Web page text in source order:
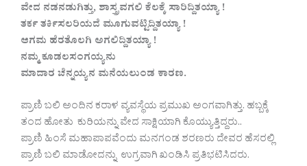
ವೇದ ನಡನಡುಗಿತ್ತು, ಶಾಸ್ತ್ರವಗಲಿ ಕೆಲಕ್ಕೆ ಸಾರಿದ್ದಿತಯ್ಯಾ !
ತರ್ಕ ತರ್ಕಿಸಲರಿಯದೆ ಮೂಗುವಟ್ಟಿದ್ದಿತಯ್ಯಾ !
ಆಗಮ ಹೆರತೊಲಗಿ ಅಗಲಿದ್ದಿತಯ್ಯಾ !
ನಮ್ಮ ಕೂಡಲಸಂಗಯ್ಯನು
ಮಾದಾರ ಚೆನ್ನಯ್ಯನ ಮನೆಯಲುಂಡ ಕಾರಣ.
ಪ್ರಾಣಿ ಬಲಿ ಅಂದಿನ ಕರಾಳ ವ್ಯವಸ್ಥೆಯ ಪ್ರಮುಖ ಅಂಗವಾಗಿತ್ತು. ಹಬ್ಬಕ್ಕೆ
ತಂದ ಹೋತು ಕುರಿಯನ್ನು ವೇದ ಸಾಕ್ಷಿಯಾಗಿ ಕೊಯ್ಯುತ್ತಿದ್ದರು..
ಪ್ರಾಣಿ ಹಿಂಸೆ ಮಹಾಪಾಪವೆಂದು ಮನಗಂಡ ಶರಣರು ದೇವರ ಹೆಸರಲ್ಲಿ
ಪ್ರಾಣಿ ಬಲಿ ಮಾಡೋದನ್ನು ಉಗ್ರವಾಗಿ ಖಂಡಿಸಿ ಪ್ರತಿಭಟಿಸಿದರು.